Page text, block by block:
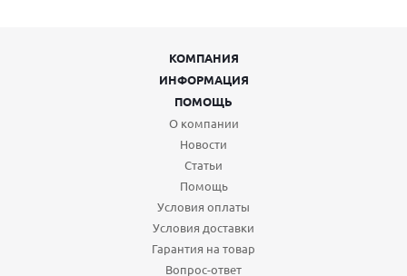
КОМПАНИЯ
ИНФОРМАЦИЯ
ПОМОЩЬ
О компании
Новости
Статьи
Помощь
Условия оплаты
Условия доставки
Гарантия на товар
Вопрос-ответ